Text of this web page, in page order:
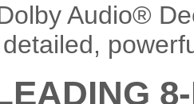
Audio®